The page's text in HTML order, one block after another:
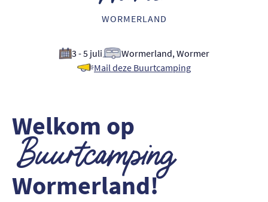
WORMERLAND
3 - 5 juli
Wormerland, Wormer
Mail deze Buurtcamping
Welkom op
Buurtcamping
Wormerland!